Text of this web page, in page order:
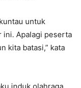
untuk
ini. Apalagi peserta
kita batasi,” kata